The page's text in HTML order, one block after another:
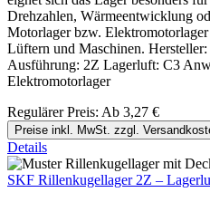
Drehzahlen, Wärmeentwicklung
Motorlager bzw.
Lüftern und Maschinen.
Ausführung: 2Z Lagerluft: C3
Elektromotorlager
Regulärer Preis: Ab 3,27 €
Preise inkl. MwSt. zzgl.
Details
SKF Rillenkugellager 2Z –